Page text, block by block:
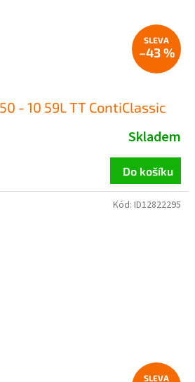
–43 %
- 10 59L TT ContiClassic
Skladem
Do košíku
Kód: ID12822295